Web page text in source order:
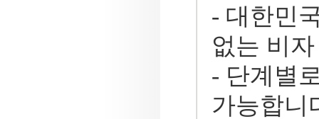
- 대한민
없는 비
- 단계별
가능합니